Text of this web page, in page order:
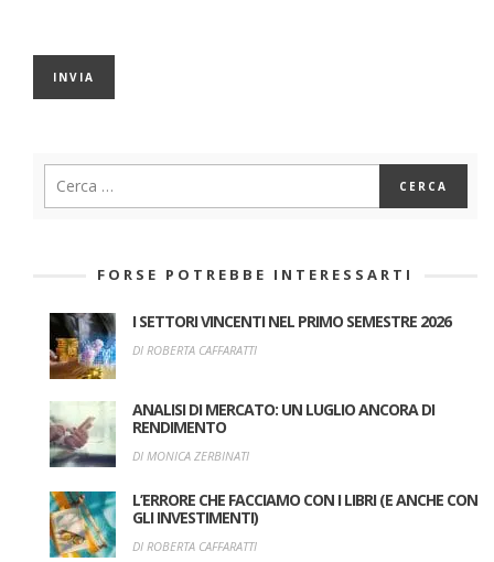
FORSE POTREBBE INTERESSARTI
I SETTORI VINCENTI NEL PRIMO SEMESTRE 2026
DI ROBERTA CAFFARATTI
ANALISI DI MERCATO: UN LUGLIO ANCORA DI
RENDIMENTO
DI MONICA ZERBINATI
L’ERRORE CHE FACCIAMO CON I LIBRI (E ANCHE CON
GLI INVESTIMENTI)
DI ROBERTA CAFFARATTI